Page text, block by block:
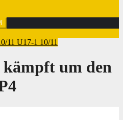
11 U17-1 10/11
um den